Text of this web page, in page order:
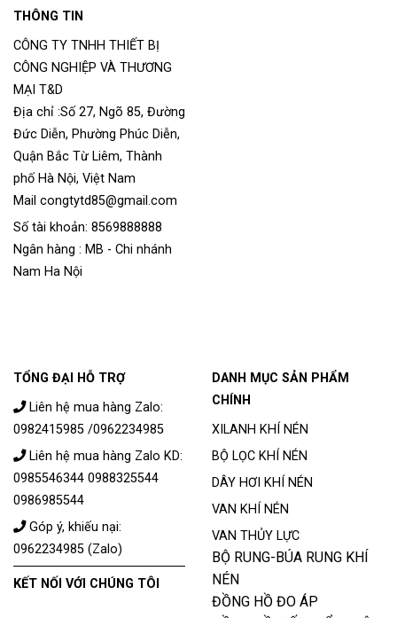
THÔNG TIN
CÔNG TY TNHH THIẾT BỊ
CÔNG NGHIỆP VÀ THƯƠNG
MẠI T&D
Địa chỉ :Số 27, Ngõ 85, Đường
Đức Diễn, Phường Phúc Diễn,
Quận Bắc Từ Liêm, Thành
phố Hà Nội, Việt Nam
Mail congtytd85@gmail.com
Số tài khoản: 8569888888
Ngân hàng : MB - Chi nhánh
Nam Ha Nội
TỔNG ĐẠI HỖ TRỢ
Liên hệ mua hàng Zalo:
0982415985 /0962234985
Liên hệ mua hàng Zalo KD:
0985546344 0988325544
0986985544
Góp ý, khiếu nại:
0962234985 (Zalo)
KẾT NỐI VỚI CHÚNG TÔI
DANH MỤC SẢN PHẨM
CHÍNH
XILANH KHÍ NÉN
BỘ LỌC KHÍ NÉN
DÂY HƠI KHÍ NÉN
VAN KHÍ NÉN
VAN THỦY LỰC
BỘ RUNG-BÚA RUNG KHÍ
NÉN
ĐỒNG HỒ ĐO ÁP